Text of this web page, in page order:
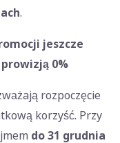
.
jeszcze
0%
rozpoczęcie
korzyść. Przy
do 31 grudnia